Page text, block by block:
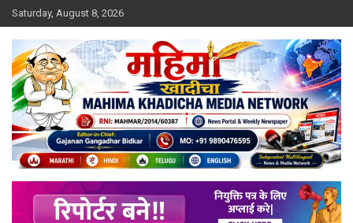
Skip
to
content
Saturday, August 8, 2026
Mahimakhadicha